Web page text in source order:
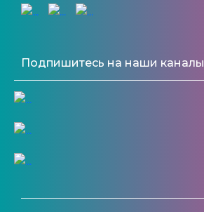
Подпишитесь на наши каналы